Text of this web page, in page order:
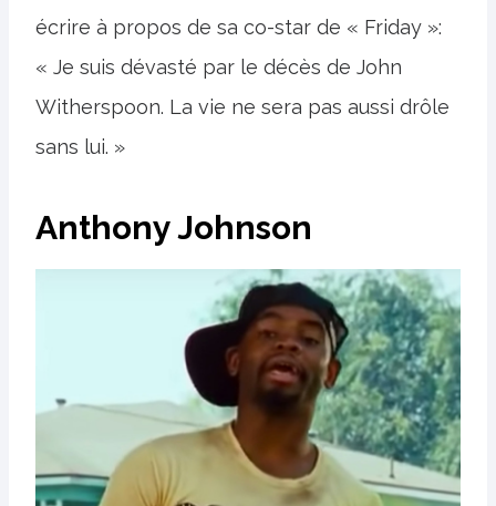
écrire à propos de sa co-star de « Friday »:
« Je suis dévasté par le décès de John
Witherspoon. La vie ne sera pas aussi drôle
sans lui. »
Anthony Johnson